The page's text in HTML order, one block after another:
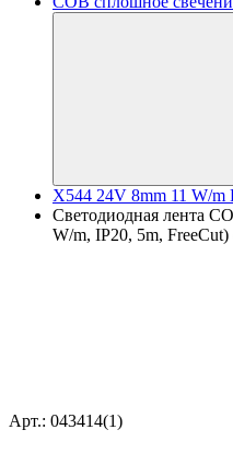
X544 24V 8mm 11 W/m
Светодиодная лента
W/m, IP20, 5m,
Арт.: 043414(1)